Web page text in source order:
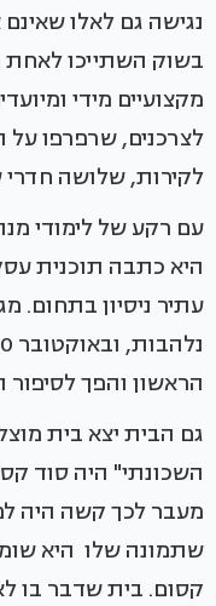
נגישה גם לאלו שאינם
בשוק השתייכו לאחת
מקצועיים מידי
לצרכנים, שרפרפו
לקירות, שלושה
עם רקע של לימודי
היא כתבה תוכנית
עתיר ניסיון בתחום.
הראשון והפך
גם הבית יצא בית
מעבר לכך קשה היה
שתמונה שלו היא
קסום. בית שדבר בו